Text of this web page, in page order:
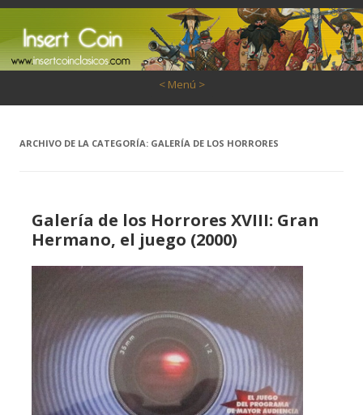
< Menú >
ARCHIVO DE LA CATEGORÍA: GALERÍA DE LOS HORRORES
Galería de los Horrores XVIII: Gran
Hermano, el juego (2000)